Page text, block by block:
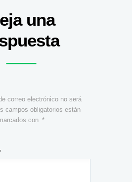
una
correo electrónico no será
campos obligatorios están
con *